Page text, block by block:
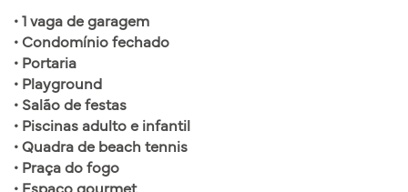
• 1 vaga de garagem
• Condomínio fechado
• Portaria
• Playground
• Salão de festas
• Piscinas adulto e infantil
• Quadra de beach tennis
• Praça do fogo